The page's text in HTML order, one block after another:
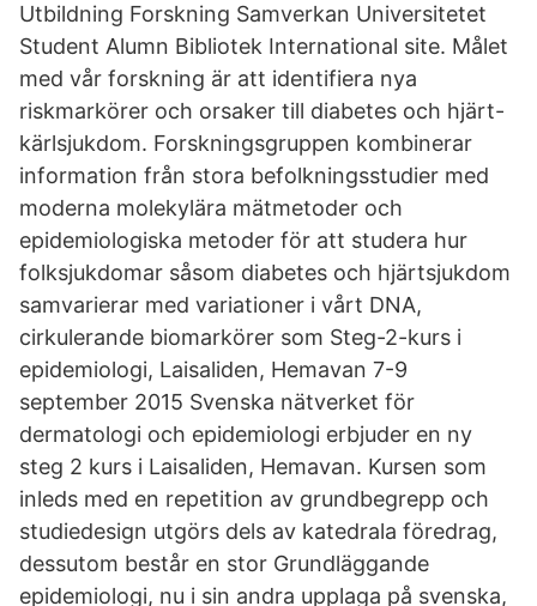
Utbildning Forskning Samverkan Universitetet
Student Alumn Bibliotek International site. Målet
med vår forskning är att identifiera nya
riskmarkörer och orsaker till diabetes och hjärt-
kärlsjukdom. Forskningsgruppen kombinerar
information från stora befolkningsstudier med
moderna molekylära mätmetoder och
epidemiologiska metoder för att studera hur
folksjukdomar såsom diabetes och hjärtsjukdom
samvarierar med variationer i vårt DNA,
cirkulerande biomarkörer som Steg-2-kurs i
epidemiologi, Laisaliden, Hemavan 7-9
september 2015 Svenska nätverket för
dermatologi och epidemiologi erbjuder en ny
steg 2 kurs i Laisaliden, Hemavan. Kursen som
inleds med en repetition av grundbegrepp och
studiedesign utgörs dels av katedrala föredrag,
dessutom består en stor Grundläggande
epidemiologi, nu i sin andra upplaga på svenska,